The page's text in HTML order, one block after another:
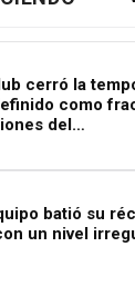
cerró la
como
del…
batió su
un nivel